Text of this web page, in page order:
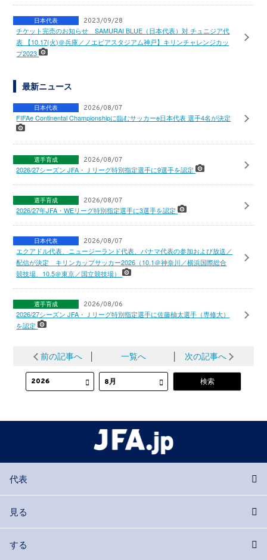
日本代表 2023/09/28
チケット完売のお知らせ SAMURAI BLUE（日本代表）対 チュニジア代
表 【10.17(火)＠兵庫／ノエビアスタジアム神戸】キリンチャレンジカッ
プ2023
最新ニュース
日本代表 2026/08/07
FIFAe Continental Championshipに臨むサッカーe日本代表 選手4名が決定
選手育成 2026/08/07
2026/27シーズン JFA・Ｊリーグ特別指定選手に9選手を認定
選手育成 2026/08/07
2026/27年JFA・WEリーグ特別指定選手に3選手を認定
日本代表 2026/08/07
エクアドル代表、ニュージーランド代表、パナマ代表の参加および放送／
配信が決定 キリンカップサッカー2026（10.1＠神奈川／横浜国際総合
競技場、10.5＠東京／国立競技場）
選手育成 2026/08/06
2026/27シーズン JFA・Ｊリーグ特別指定選手に佐藤柚太選手（専修大）
を認定
前の記事へ 一覧へ 次の記事へ
代表
見る
する